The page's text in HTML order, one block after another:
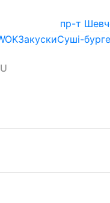
пр-т
ЗакускиСуші-